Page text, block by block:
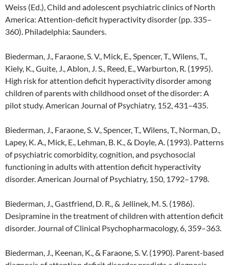
Weiss (Ed.), Child and adolescent psychiatric clinics of North
America: Attention-deficit hyperactivity disorder (pp. 335–
360). Philadelphia: Saunders.
Biederman, J., Faraone, S. V., Mick, E., Spencer, T., Wilens, T.,
Kiely, K., Guite, J., Ablon, J. S., Reed, E., Warburton, R. (1995).
High risk for attention deficit hyperactivity disorder among
children of parents with childhood onset of the disorder: A
pilot study. American Journal of Psychiatry, 152, 431–435.
Biederman, J., Faraone, S. V., Spencer, T., Wilens, T., Norman, D.,
Lapey, K. A., Mick, E., Lehman, B. K., & Doyle, A. (1993). Patterns
of psychiatric comorbidity, cognition, and psychosocial
functioning in adults with attention deficit hyperactivity
disorder. American Journal of Psychiatry, 150, 1792–1798.
Biederman, J., Gastfriend, D. R., & Jellinek, M. S. (1986).
Desipramine in the treatment of children with attention deficit
disorder. Journal of Clinical Psychopharmacology, 6, 359–363.
Biederman, J., Keenan, K., & Faraone, S. V. (1990). Parent-based